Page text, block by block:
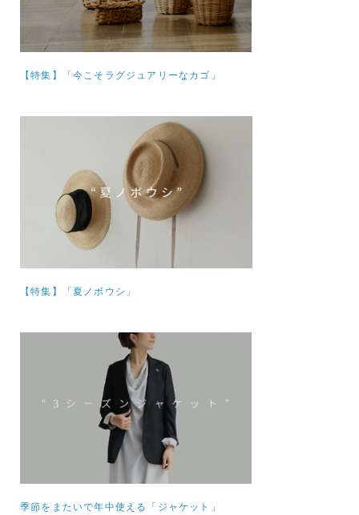
【特集】 「今こそラグジュアリーなカゴ」
【特集】 「夏ノボウシ」
季節をまたいで年中使える「ジャケット」